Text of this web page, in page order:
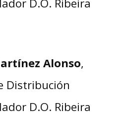
Alonso,
Distribución
D.O. Ribeira